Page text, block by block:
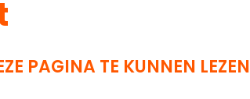
PAGINA TE KUNNEN LEZEN